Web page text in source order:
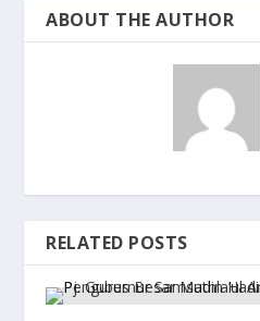
ABOUT THE AUTHOR
RELATED POSTS